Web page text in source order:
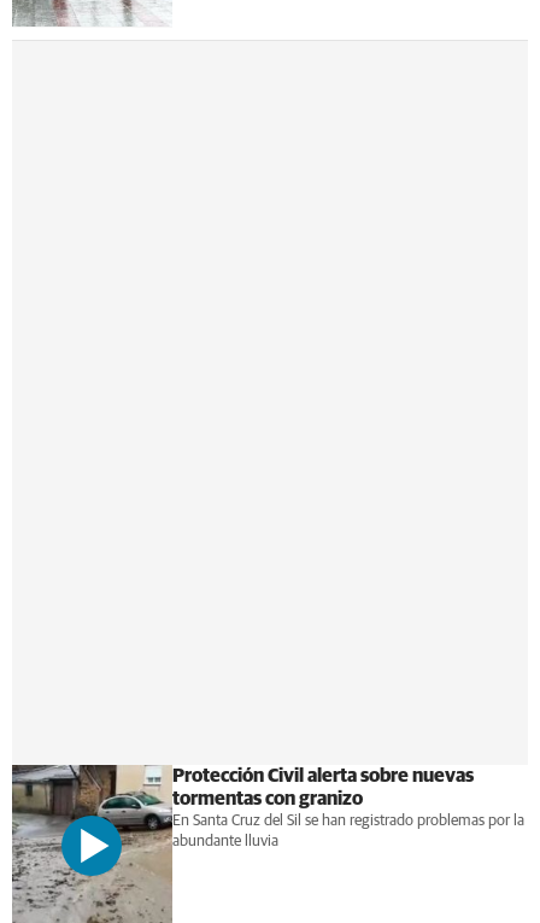
Protección Civil alerta sobre nuevas
tormentas con granizo
En Santa Cruz del Sil se han registrado problemas por la
abundante lluvia